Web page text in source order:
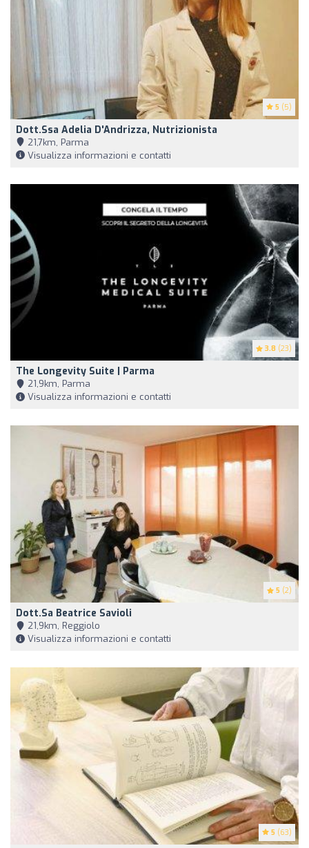
5 (5)
Dott.ssa Adelia D'Andrizza, Nutrizionista
21,7km, Parma
Visualizza informazioni e contatti
3.8 (23)
The Longevity Suite | Parma
21,9km, Parma
Visualizza informazioni e contatti
5 (2)
Dott.sa Beatrice Savioli
21,9km, Reggiolo
Visualizza informazioni e contatti
5 (63)